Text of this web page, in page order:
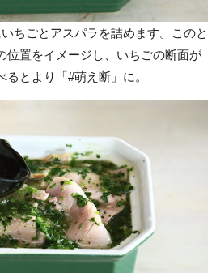
ちごとアスパラを詰めます。このと
位置をイメージし、いちごの断面が
とより「#萌え断」に。